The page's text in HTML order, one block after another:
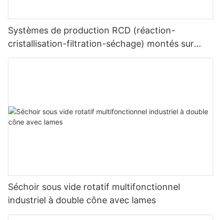
Systèmes de production RCD (réaction-
cristallisation-filtration-séchage) montés sur
châssis
Séchoir sous vide rotatif multifonctionnel
industriel à double cône avec lames